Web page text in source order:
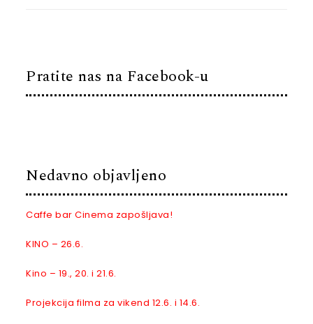
Pratite nas na Facebook-u
Nedavno objavljeno
Caffe bar Cinema zapošljava!
KINO – 26.6.
Kino – 19., 20. i 21.6.
Projekcija filma za vikend 12.6. i 14.6.